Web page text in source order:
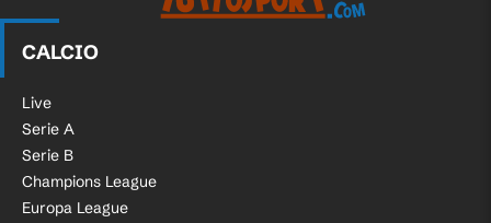
CALCIO
Live
Serie A
Serie B
Champions League
Europa League